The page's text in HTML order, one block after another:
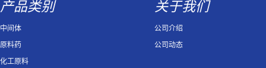
产品类别
中间体
原料药
化工原料
关于我们
公司介绍
公司动态